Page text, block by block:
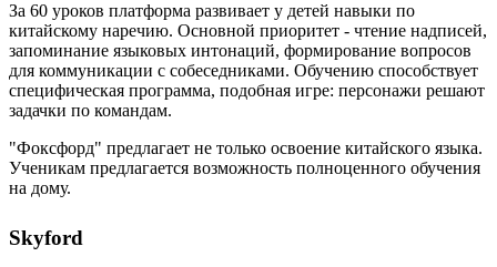
За 60 уроков платформа развивает у детей навыки по
китайскому наречию. Основной приоритет - чтение надписей,
запоминание языковых интонаций, формирование вопросов
для коммуникации с собеседниками. Обучению способствует
специфическая программа, подобная игре: персонажи решают
задачки по командам.
"Фоксфорд" предлагает не только освоение китайского языка.
Ученикам предлагается возможность полноценного обучения
на дому.
Skyford